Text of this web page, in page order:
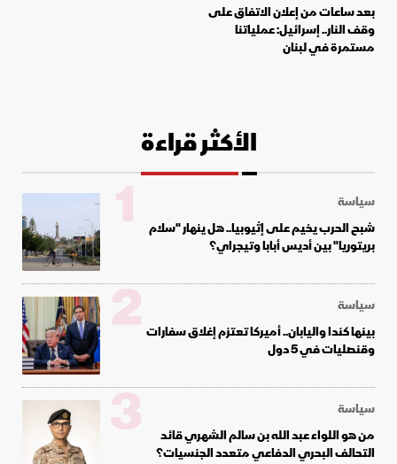
بعد ساعات من إعلان الاتفاق على
وقف النار.. إسرائيل: عملياتنا
مستمرة في لبنان
الأكثر قراءة
سياسة
شبح الحرب يخيم على إثيوبيا.. هل ينهار "سلام
بريتوريا" بين أديس أبابا وتيجراي؟
1
سياسة
بينها كندا واليابان.. أميركا تعتزم إغلاق سفارات
وقنصليات في 5 دول
2
سياسة
من هو اللواء عبد الله بن سالم الشهري قائد
التحالف البحري الدفاعي متعدد الجنسيات؟
3